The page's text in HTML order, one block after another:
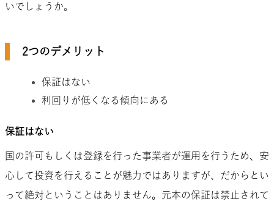
いでしょうか。
2つのデメリット
保証はない
利回りが低くなる傾向にある
保証はない
国の許可もしくは登録を行った事業者が運用を行うため、安
心して投資を行えることが魅力ではありますが、だからとい
って絶対ということはありません。元本の保証は禁止されて